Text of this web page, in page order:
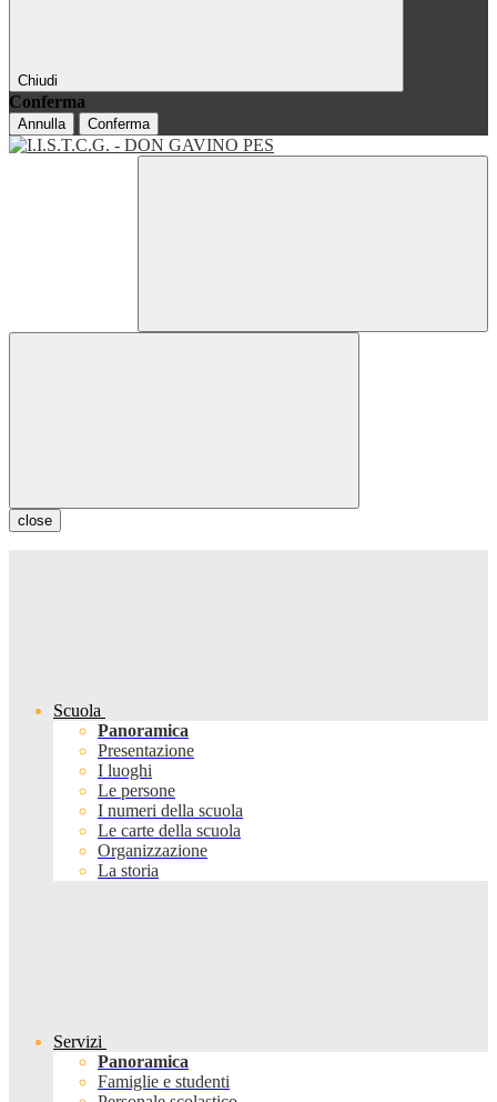
Chiudi
Conferma
Annulla Conferma
close
Scuola
Panoramica
Presentazione
I luoghi
Le persone
I numeri della scuola
Le carte della scuola
Organizzazione
La storia
Servizi
Panoramica
Famiglie e studenti